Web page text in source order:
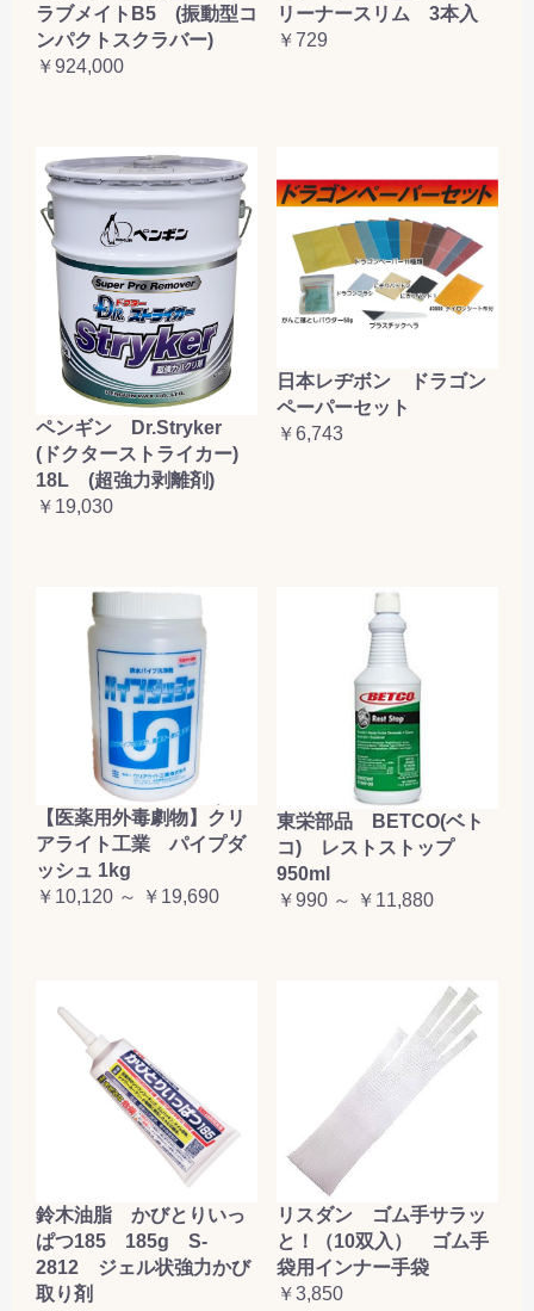
ラブメイトB5 (振動型コ
ンパクトスクラバー)
￥924,000
リーナースリム 3本入
￥729
ペンギン Dr.Stryker
(ドクターストライカー)
18L (超強力剥離剤)
￥19,030
日本レヂボン ドラゴン
ペーパーセット
￥6,743
【医薬用外毒劇物】クリ
アライト工業 パイプダ
ッシュ 1kg
￥10,120 ～ ￥19,690
東栄部品 BETCO(ベト
コ) レストストップ
950ml
￥990 ～ ￥11,880
鈴木油脂 かびとりいっ
ぱつ185 185g S-
2812 ジェル状強力かび
取り剤
リスダン ゴム手サラッ
と！（10双入） ゴム手
袋用インナー手袋
￥3,850